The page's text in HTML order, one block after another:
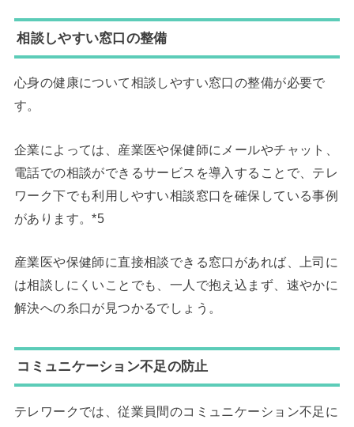
相談しやすい窓口の整備
心身の健康について相談しやすい窓口の整備が必要で
す。
企業によっては、産業医や保健師にメールやチャット、
電話での相談ができるサービスを導入することで、テレ
ワーク下でも利用しやすい相談窓口を確保している事例
があります。*5
産業医や保健師に直接相談できる窓口があれば、上司に
は相談しにくいことでも、一人で抱え込まず、速やかに
解決への糸口が見つかるでしょう。
コミュニケーション不足の防止
テレワークでは、従業員間のコミュニケーション不足に